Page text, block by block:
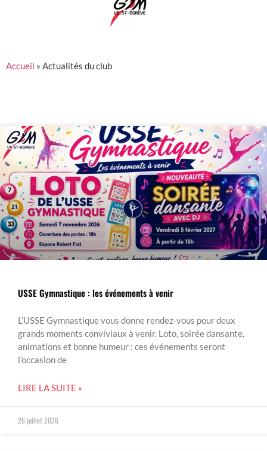
Accueil » Actualités du club
USSE Gymnastique : les événements à venir
L’USSE Gymnastique vous donne rendez-vous pour deux
grands moments conviviaux à venir. Loto, soirée dansante,
animations et bonne humeur : ces événements seront
l’occasion de
LIRE LA SUITE »
26 juillet 2026